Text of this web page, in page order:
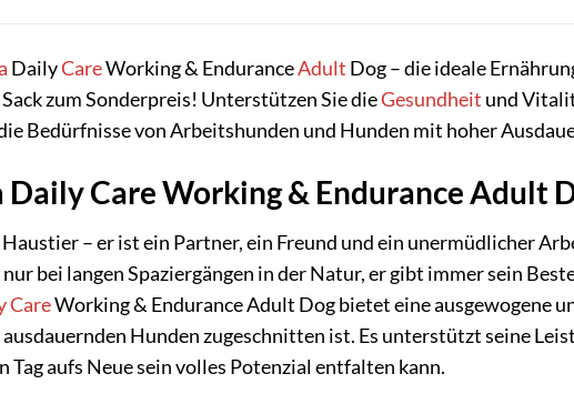
DailyCareWorking & EnduranceAdult Dog – die ideale
zum Sonderpreis! Unterstützen Sie dieGesundheit und
Bedürfnisse von Arbeitshunden und Hunden mit hoher
Daily Care Working & Endurance Adult
– er ist ein Partner, ein Freund und ein unermüdlicher
bei langen Spaziergängen in der Natur, er gibt immer sein
CareWorking & Endurance Adult Dog bietet eine ausgewogene
Hunden zugeschnitten ist. Es unterstützt seine
aufs Neue sein volles Potenzial entfalten kann.